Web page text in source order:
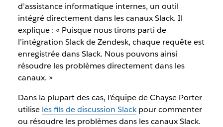
d’assistance informatique internes, un outil
intégré directement dans les canaux Slack. Il
explique : « Puisque nous tirons parti de
l’intégration Slack de Zendesk, chaque requête est
enregistrée dans Slack. Nous pouvons ainsi
résoudre les problèmes directement dans les
canaux. »
Dans la plupart des cas, l’équipe de Chayse Porter
utilise les fils de discussion Slackpour commenter
ou résoudre les problèmes dans les canaux Slack.